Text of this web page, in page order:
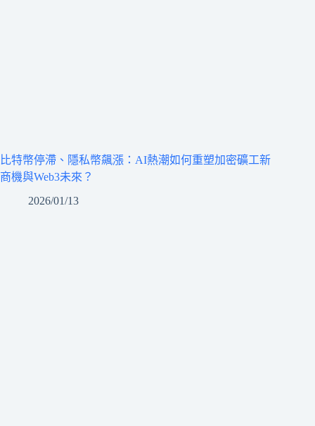
比特幣停滯、隱私幣飆漲：AI熱潮如何重塑加密礦工新
商機與Web3未來？
2026/01/13